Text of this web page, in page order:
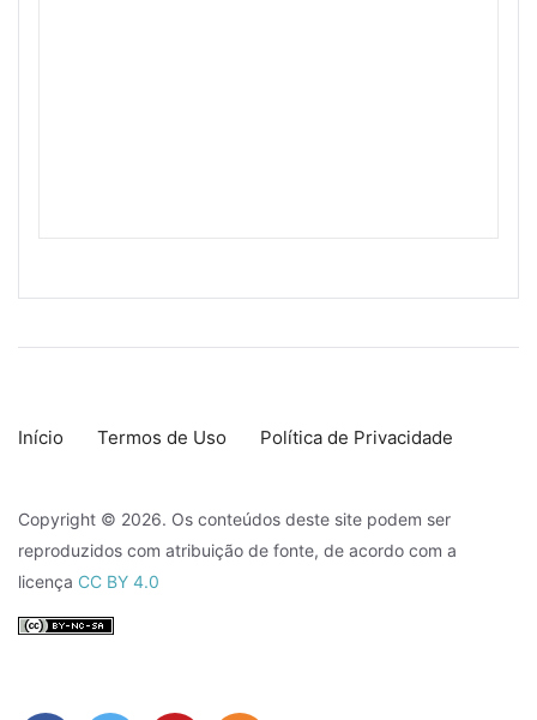
Início Termos de Uso Política de Privacidade
Copyright © 2026. Os conteúdos deste site podem ser
reproduzidos com atribuição de fonte, de acordo com a
licença CC BY 4.0